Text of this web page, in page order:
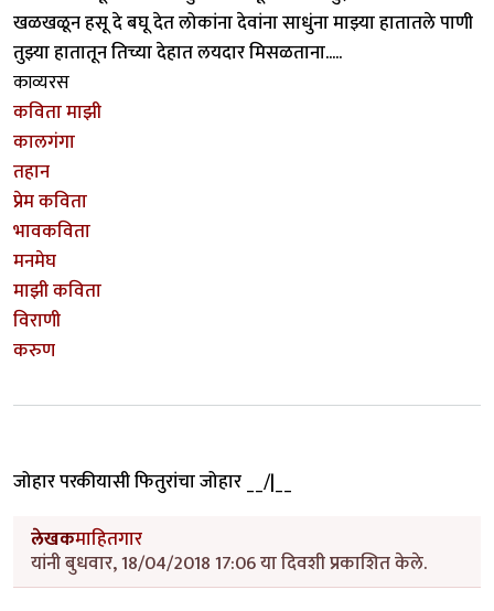
खळखळून हसू दे बघू देत लोकांना देवांना साधुंना माझ्या हातातले पाणी
तुझ्या हातातून तिच्या देहात लयदार मिसळताना.....
काव्यरस
कविता माझी
कालगंगा
तहान
प्रेम कविता
भावकविता
मनमेघ
माझी कविता
विराणी
करुण
जोहार परकीयासी फितुरांचा जोहार __/|__
लेखकमाहितगार
यांनी बुधवार, 18/04/2018 17:06 या दिवशी प्रकाशित केले.